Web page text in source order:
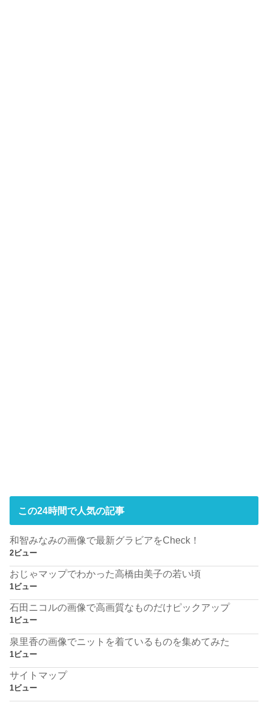
この24時間で人気の記事
和智みなみの画像で最新グラビアをCheck！
2ビュー
おじゃマップでわかった高橋由美子の若い頃
1ビュー
石田ニコルの画像で高画質なものだけピックアップ
1ビュー
泉里香の画像でニットを着ているものを集めてみた
1ビュー
サイトマップ
1ビュー